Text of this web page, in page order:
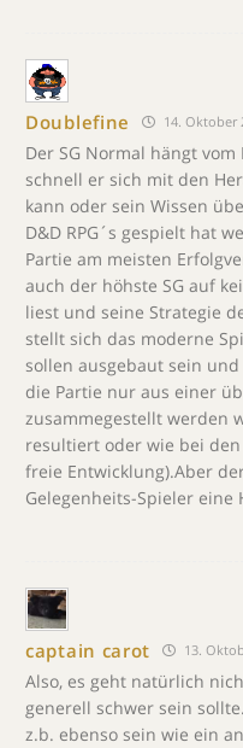
Doublefine 14. Oktober
Der SG Normal hängt
schnell er sich mit den
kann oder sein Wissen
D&D RPG´s gespielt hat
Partie am meisten
auch der höhste SG auf
liest und seine Strategie
stellt sich das moderne
sollen ausgebaut sein
die Partie nur aus einer
zusammegestellt werden
resultiert oder wie bei den
freie Entwicklung).Aber
Gelegenheits-Spieler
captain carot 13.
Also, es geht natürlich
generell schwer sein
z.b. ebenso sein wie ein